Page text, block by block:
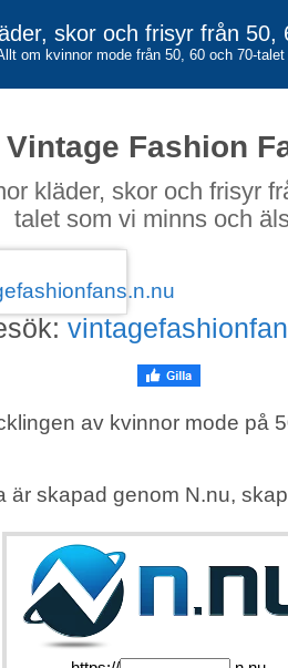
skor och frisyr från 50,
om kvinnor mode från 50, 60 och 70-
Vintage Fashion
kläder, skor och frisyr
talet som vi minns och
av kvinnor mode på
är skapad genom N.nu,